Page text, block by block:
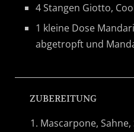
4 Stangen Giotto,
1 kleine Dose
abgetropft und
ZUBEREITUNG
Mascarpone, Sahne,